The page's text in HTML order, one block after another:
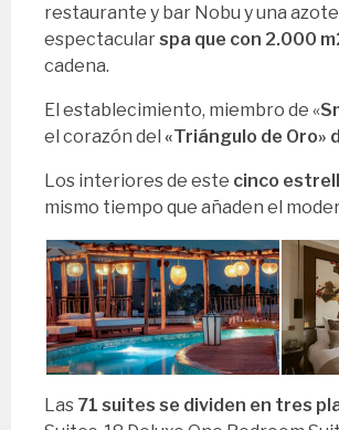
restaurante y bar Nobu y una
espectacularspa que con 2.000
cadena.
El establecimiento, miembro de «
el corazón del «Triángulo de Oro»
Los interiores de este cinco
mismo tiempo que añaden el
Las 71 suites se dividen en tres